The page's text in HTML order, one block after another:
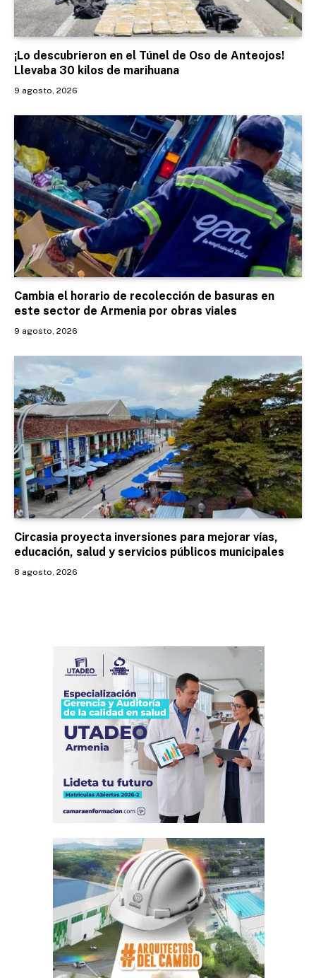
¡Lo descubrieron en el Túnel de Oso de Anteojos!
Llevaba 30 kilos de marihuana
9 agosto, 2026
Cambia el horario de recolección de basuras en
este sector de Armenia por obras viales
9 agosto, 2026
Circasia proyecta inversiones para mejorar vías,
educación, salud y servicios públicos municipales
8 agosto, 2026